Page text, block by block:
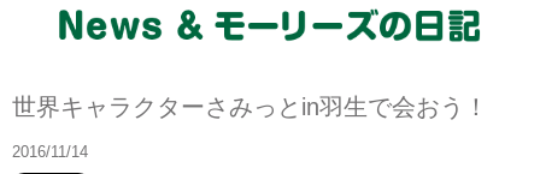
世界キャラクターさみっとin羽生で会おう！
2016/11/14